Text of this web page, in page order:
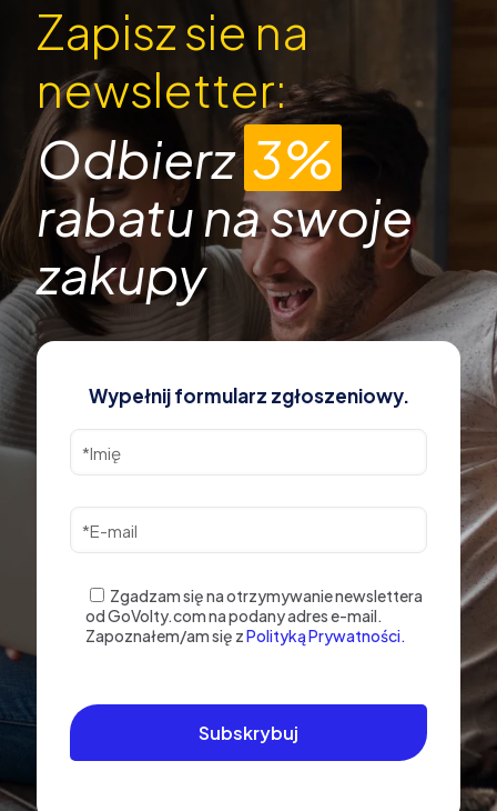
Zapisz sie na
newsletter:
Odbierz3%
rabatu na swoje
zakupy
Wypełnij formularz zgłoszeniowy.
Zgadzam się na otrzymywanie newslettera
od GoVolty.com na podany adres e-mail.
Zapoznałem/am się zPolityką Prywatności.